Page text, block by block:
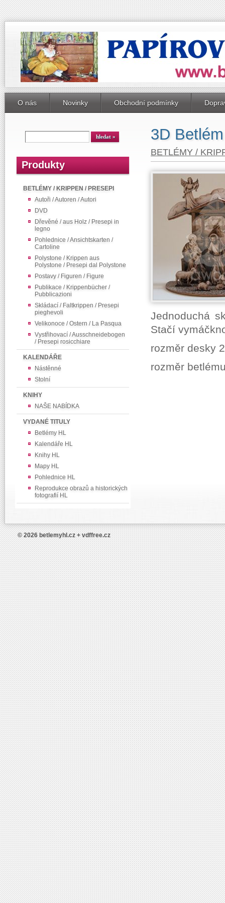
O nás Novinky Obchodní podmínky
Produkty
BETLÉMY / KRIPPEN / PRESEPI
Autoři / Autoren / Autori
DVD
Dřevěné / aus Holz / Presepi in
legno
Pohlednice / Ansichtskarten /
Cartoline
Polystone / Krippen aus
Polystone / Presepi dal Polystone
Postavy / Figuren / Figure
Publikace / Krippenbücher /
Pubblicazioni
Skládací / Faltkrippen / Presepi
pieghevoli
Velikonoce / Ostern / La Pasqua
Vystřihovací / Ausschneidebogen
/ Presepi rosicchiare
KALENDÁŘE
Nástěnné
Stolní
KNIHY
NAŠE NABÍDKA
VYDANÉ TITULY
Betlémy HL
Kalendáře HL
Knihy HL
Mapy HL
Pohlednice HL
Reprodukce obrazů a historických
fotografií HL
3D
BETLÉMY /
Jednoduchá
Stačí
rozměr desky
rozměr
© 2026 betlemyhl.cz + vdffree.cz